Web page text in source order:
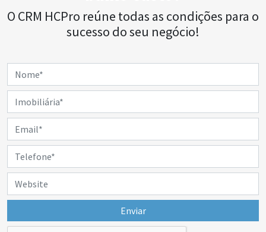
O CRM HCPro reúne todas as condições para o
sucesso do seu negócio!
Enviar